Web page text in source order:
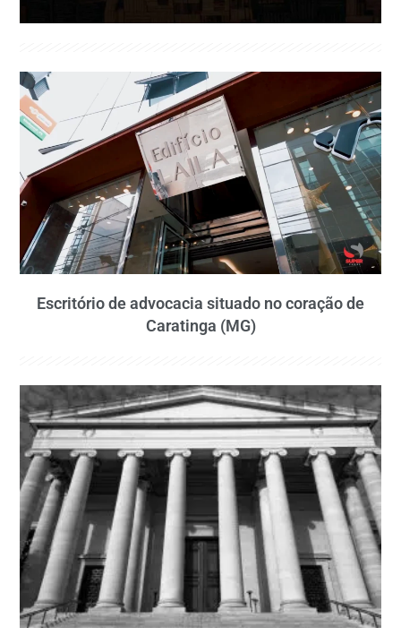
Escritório de advocacia situado no coração de
Caratinga (MG)